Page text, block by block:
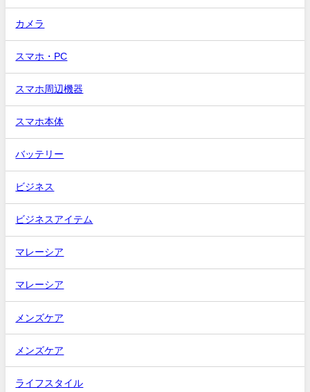
カメラ
スマホ・PC
スマホ周辺機器
スマホ本体
バッテリー
ビジネス
ビジネスアイテム
マレーシア
マレーシア
メンズケア
メンズケア
ライフスタイル